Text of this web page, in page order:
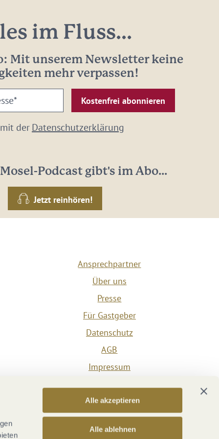
Alle akzeptieren
Alle ablehnen
im Fluss...
Mit unserem Newsletter keine
mehr verpassen!
derDatenschutzerklärung
Podcast gibt's im Abo...
Jetzt reinhören!
Ansprechpartner
Über uns
Presse
Für Gastgeber
Datenschutz
AGB
Impressum
Vertrag widerrufen
Versicherungsvertrag widerrufen